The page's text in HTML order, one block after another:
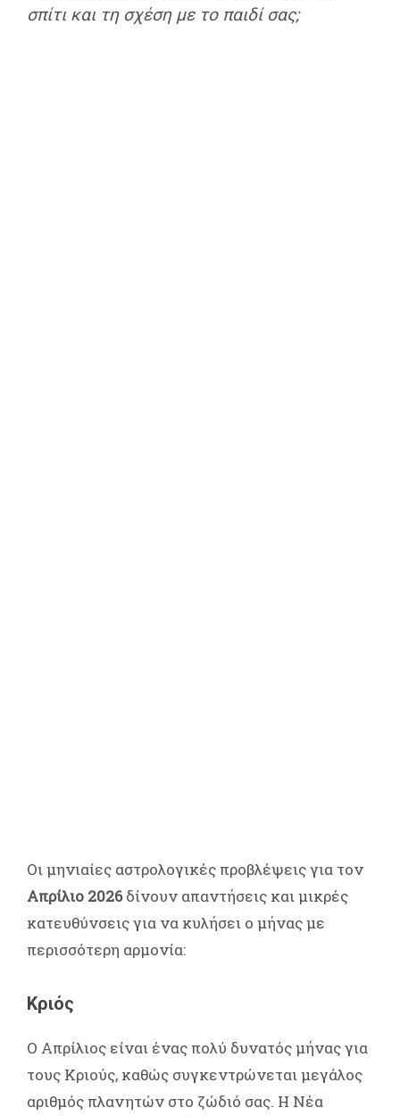
σπίτι και τη σχέση με το παιδί σας;
Οι μηνιαίες αστρολογικές προβλέψεις για τον
Απρίλιο 2026δίνουν απαντήσεις και μικρές
κατευθύνσεις για να κυλήσει ο μήνας με
περισσότερη αρμονία:
Κριός
Ο Απρίλιος είναι ένας πολύ δυνατός μήνας για
τους Κριούς, καθώς συγκεντρώνεται μεγάλος
αριθμός πλανητών στο ζώδιό σας. Η Νέα